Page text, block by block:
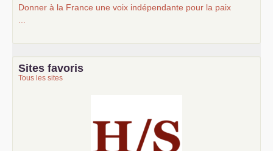
Donner à la France une voix indépendante pour la paix
Sites favoris
Tous les sites